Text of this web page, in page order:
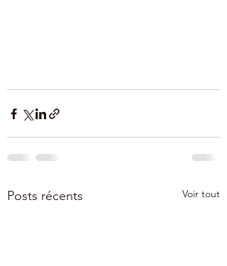
Posts récents Voir tout